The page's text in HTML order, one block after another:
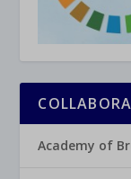
Academy of